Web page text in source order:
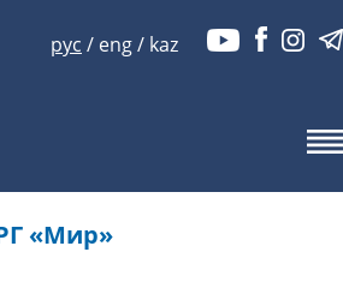
рус / eng/ kaz
«Мир»